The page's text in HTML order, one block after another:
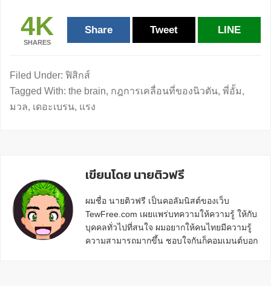
4K
SHARES
Share Tweet LINE
Filed Under: ฟิสิกส์
Tagged With: the brain, กฎการเคลื่อนที่ของนิวตัน, พี่อั้ม,
มวล, เดอะเบรน, แรง
เขียนโดย นายติวฟรี
ผมชื่อ นายติวฟรี เป็นคอลัมนิสต์ของเว็บ
TewFree.com เผยแพร่บทความให้ความรู้ ให้กับ
บุคคลทั่วไปที่สนใจ ผมอยากให้คนไทยมีความรู้
ความสามารถมากขึ้น ชอบใจกันก็คอมเมนต์บอก